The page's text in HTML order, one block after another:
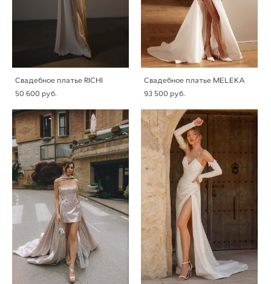
Свадебное платье RICHI
50 600 pуб.
Свадебное платье MELEKA
93 500 pуб.